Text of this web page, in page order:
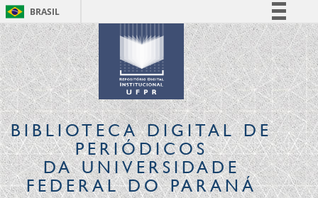
BRASIL
Simplifique!
Comunica BR
Participe
Acesso à informação
Legislação
Canais
BIBLIOTECA DIGITALDE
PERIÓDICOS
DA UNIVERSIDADE
FEDERAL DO PARANÁ